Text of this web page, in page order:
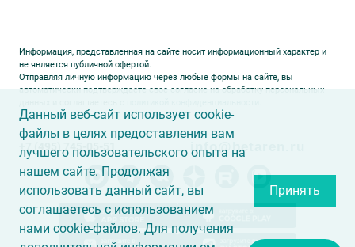
Информация, представленная на сайте носит информационный характер и
не является публичной офертой.
Отправляя личную информацию через любые формы на сайте, вы
автоматически подтверждаете свое согласие на обработку персональных
info@betaren.ru
Данный веб-сайт использует cookie-
файлы в целях предоставления вам
лучшего пользовательского опыта на
нашем сайте. Продолжая
использовать данный сайт, вы
соглашаетесь с использованием
нами cookie-файлов. Для получения
Принять